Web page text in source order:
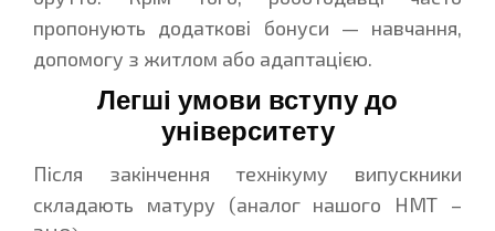
пропонують додаткові бонуси — навчання,
допомогу з житлом або адаптацією.
Легші умови вступу до
університету
Після закінчення технікуму випускники
складають матуру (аналог нашого НМТ –